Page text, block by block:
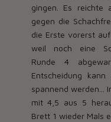
gingen. Es reichte
gegen die
die Erste vorerst
weil noch eine
Runde 4
Entscheidung
spannend werden...
mit 4,5 aus 5
Brett 1 wieder Mals